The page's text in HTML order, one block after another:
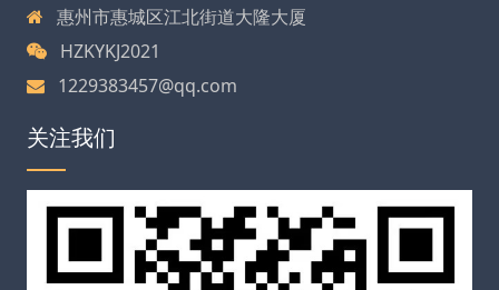
惠州市惠城区江北街道大隆大厦
HZKYKJ2021
1229383457@qq.com
关注我们